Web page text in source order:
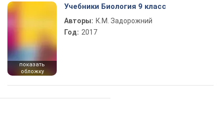
показать
обложку
Учебники Биология 9 класс
Авторы: К.М. Задорожний
Год: 2017